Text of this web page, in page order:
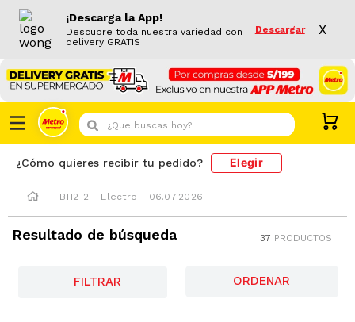
¡Descarga la App!
Descubre toda nuestra variedad con
delivery GRATIS
Descargar X
¿Que buscas hoy?
¿Cómo quieres recibir tu pedido? Elegir
BH2-2 - Electro - 06.07.2026
Resultado de búsqueda 37 PRODUCTOS
FILTRAR